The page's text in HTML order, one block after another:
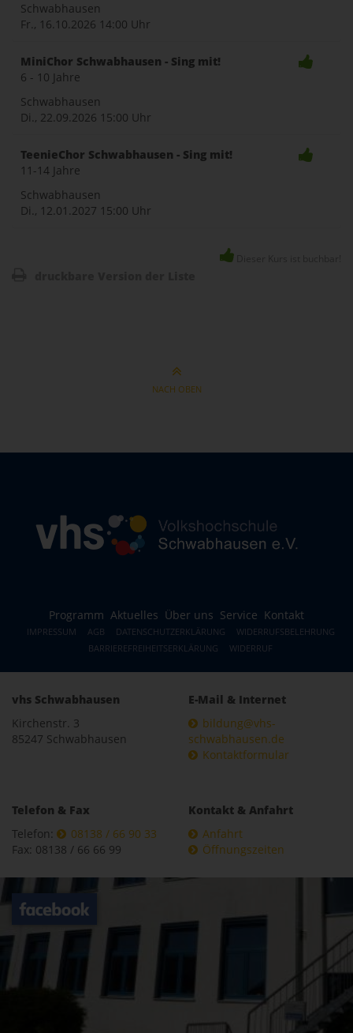
Schwabhausen
Fr., 16.10.2026 14:00 Uhr
MiniChor Schwabhausen - Sing mit!
6 - 10 Jahre
Schwabhausen
Di., 22.09.2026 15:00 Uhr
TeenieChor Schwabhausen - Sing mit!
11-14 Jahre
Schwabhausen
Di., 12.01.2027 15:00 Uhr
NACH OBEN
Programm Aktuelles Über uns Service Kontakt
IMPRESSUM AGB DATENSCHUTZERKLÄRUNG
WIDERRUFSBELEHRUNG
BARRIEREFREIHEITSERKLÄRUNG
WIDERRUF
vhs Schwabhausen
Kirchenstr. 3
85247 Schwabhausen
E-Mail & Internet
bildung@vhs-
schwabhausen.de
Kontaktformular
Telefon & Fax
Telefon:
08138 / 66 90 33
Fax: 08138 / 66 66 99
Kontakt & Anfahrt
Anfahrt
Öffnungszeiten